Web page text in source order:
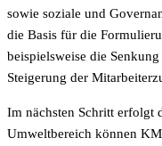
sowie soziale und
die Basis für die
beispielsweise die
Steigerung der
Im nächsten Schritt erfolgt
Umweltbereich können